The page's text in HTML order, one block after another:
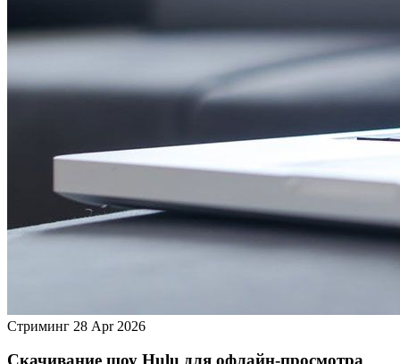
Стриминг 28 Apr 2026
Скачивание шоу Hulu для офлайн‑просмотра